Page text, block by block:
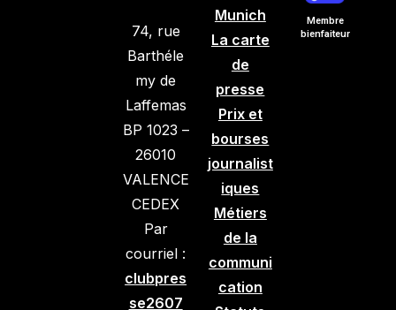
74, rue
Barthéle
my de
Laffemas
BP 1023 –
26010
VALENCE
CEDEX
Par
courriel :
clubpres
se2607
Munich
La carte
de
presse
Prix et
bourses
journalist
iques
Métiers
de la
communi
cation
Membre
bienfaiteur